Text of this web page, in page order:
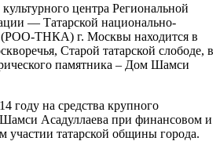
центра Региональной
— Татарской национально-
(РОО-ТНКА) г. Москвы находится в
Старой татарской слободе, в
памятника – Дом Шамси
году на средства крупного
Асадуллаева при финансовом и
участии татарской общины города.